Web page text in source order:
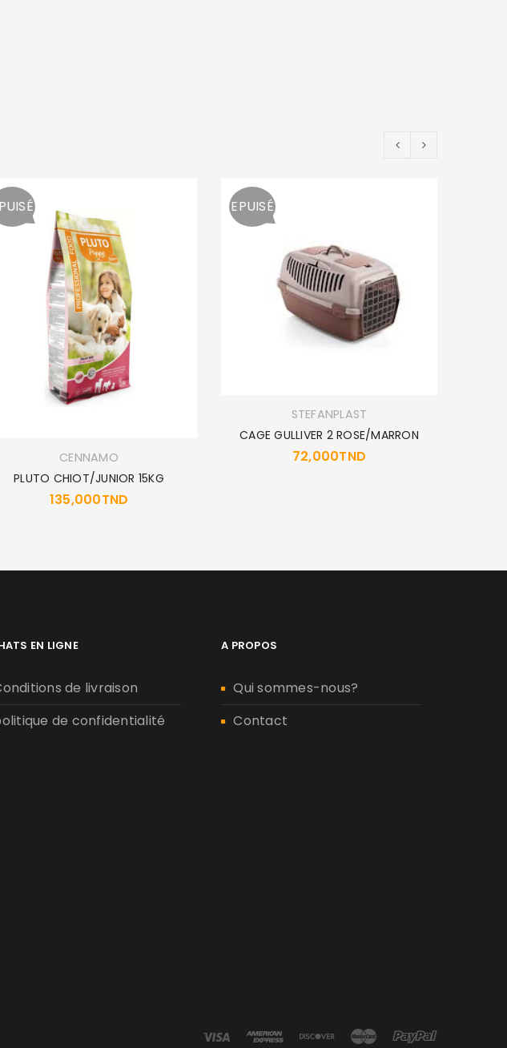
souvenir de moi
CENNAMO
PLUTO CHIOT/JUNIOR 15KG
135,000TND
EPUISÉ
STEFANPLAST
CAGE GULLIVER 2 ROSE/MARRON
72,000TND
EN LIGNE
de livraison
de confidentialité
A PROPOS
Qui sommes-nous?
Contact